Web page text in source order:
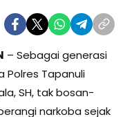
– Sebagai generasi
Polres Tapanuli
SH, tak bosan-
narkoba sejak